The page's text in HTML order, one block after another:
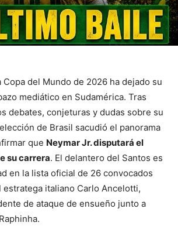
Copa del Mundo de 2026 ha dejado su
mediático en Sudamérica. Tras
debates, conjeturas y dudas sobre su
de Brasil sacudió el panorama
que Neymar Jr. disputará el
su carrera. El delantero del Santos es
en la lista oficial de 26 convocados
estratega italiano Carlo Ancelotti,
de ataque de ensueño junto a